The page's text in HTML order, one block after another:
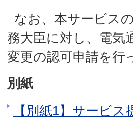
なお、本サービス
務大臣に対し、電気
変更の認可申請を行
別紙
【別紙1】サービス